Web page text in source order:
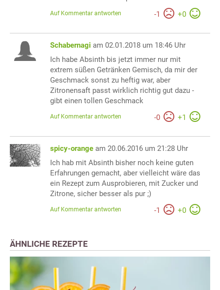
-1 +0
Auf Kommentar antworten
Schabernagi am 02.01.2018 um 18:46 Uhr
Ich habe Absinth bis jetzt immer nur mit
extrem süßen Getränken Gemisch, da mir der
Geschmack sonst zu heftig war, aber
Zitronensaft passt wirklich richtig gut dazu -
gibt einen tollen Geschmack
-0 +1
Auf Kommentar antworten
spicy-orange am 20.06.2016 um 21:28 Uhr
Ich hab mit Absinth bisher noch keine guten
Erfahrungen gemacht, aber vielleicht wäre das
ein Rezept zum Ausprobieren, mit Zucker und
Zitrone, sicher besser als pur ;)
-1 +0
Auf Kommentar antworten
ÄHNLICHE REZEPTE